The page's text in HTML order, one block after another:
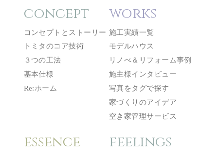
concept
コンセプトとストーリー
トミタのコア技術
３つの工法
基本仕様
Re:ホーム
works
施工実績一覧
モデルハウス
リノべ＆リフォーム事例
施主様インタビュー
写真をタグで探す
家づくりのアイデア
空き家管理サービス
essence feelings